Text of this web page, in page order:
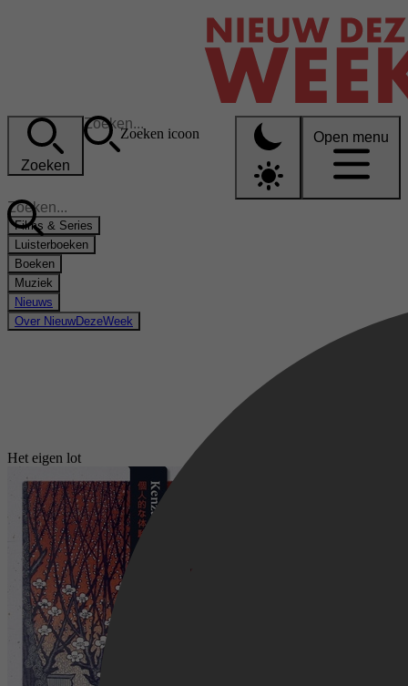
Zoeken
Zoeken icoon Open menu
Films & Series
Luisterboeken
Boeken
Muziek
Nieuws
Over NieuwDezeWeek
Het eigen lot